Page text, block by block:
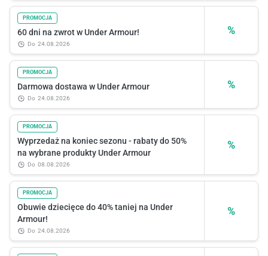
%
PROMOCJA
60 dni na zwrot w Under Armour!
do 24.08.2026
%
PROMOCJA
Darmowa dostawa w Under Armour
do 24.08.2026
%
PROMOCJA
Wyprzedaż na koniec sezonu - rabaty do 50%
na wybrane produkty Under Armour
do 08.08.2026
%
PROMOCJA
Obuwie dziecięce do 40% taniej na Under
Armour!
do 24.08.2026